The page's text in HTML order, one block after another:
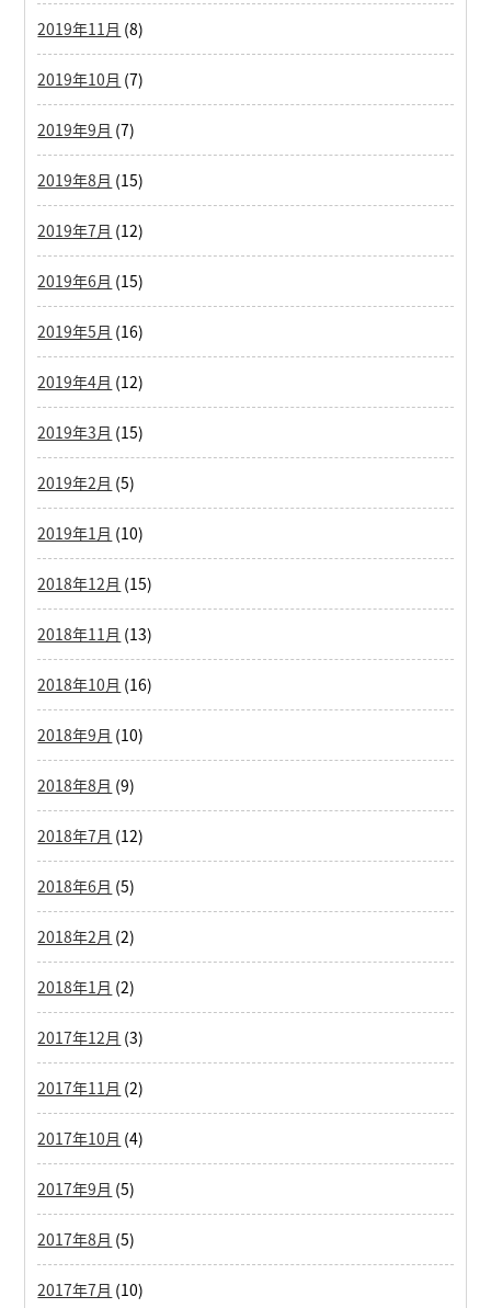
2019年11月 (8)
2019年10月 (7)
2019年9月 (7)
2019年8月 (15)
2019年7月 (12)
2019年6月 (15)
2019年5月 (16)
2019年4月 (12)
2019年3月 (15)
2019年2月 (5)
2019年1月 (10)
2018年12月 (15)
2018年11月 (13)
2018年10月 (16)
2018年9月 (10)
2018年8月 (9)
2018年7月 (12)
2018年6月 (5)
2018年2月 (2)
2018年1月 (2)
2017年12月 (3)
2017年11月 (2)
2017年10月 (4)
2017年9月 (5)
2017年8月 (5)
2017年7月 (10)